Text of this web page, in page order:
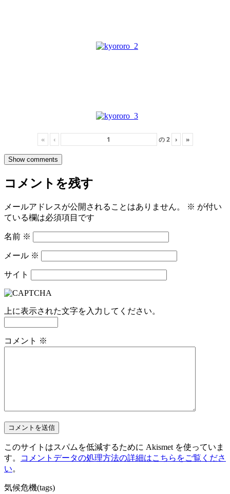
« ‹ の2 › »
Show comments
コメントを残す
メールアドレスが公開されることはありません。 ※ が付い
ている欄は必須項目です
名前 ※
メール ※
サイト
上に表示された文字を入力してください。
コメント ※
このサイトはスパムを低減するために Akismet を使っていま
す。
コメントデータの処理方法の詳細はこちらをご覧くださ
い。
気候危機(tags)